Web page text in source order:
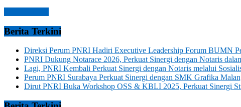
Berita Terkini
Direksi Perum PNRI Hadiri Executive Leadership Forum BUMN
PNRI Dukung Notarace 2026, Perkuat Sinergi dengan Notaris
Lagi, PNRI Kembali Perkuat Sinergi dengan Notaris melalui
Perum PNRI Surabaya Perkuat Sinergi dengan SMK Grafika
Dirut PNRI Buka Workshop OSS & KBLI 2025, Perkuat Sinergi